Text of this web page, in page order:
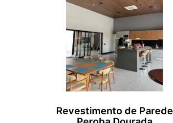
Revestimento de Parede